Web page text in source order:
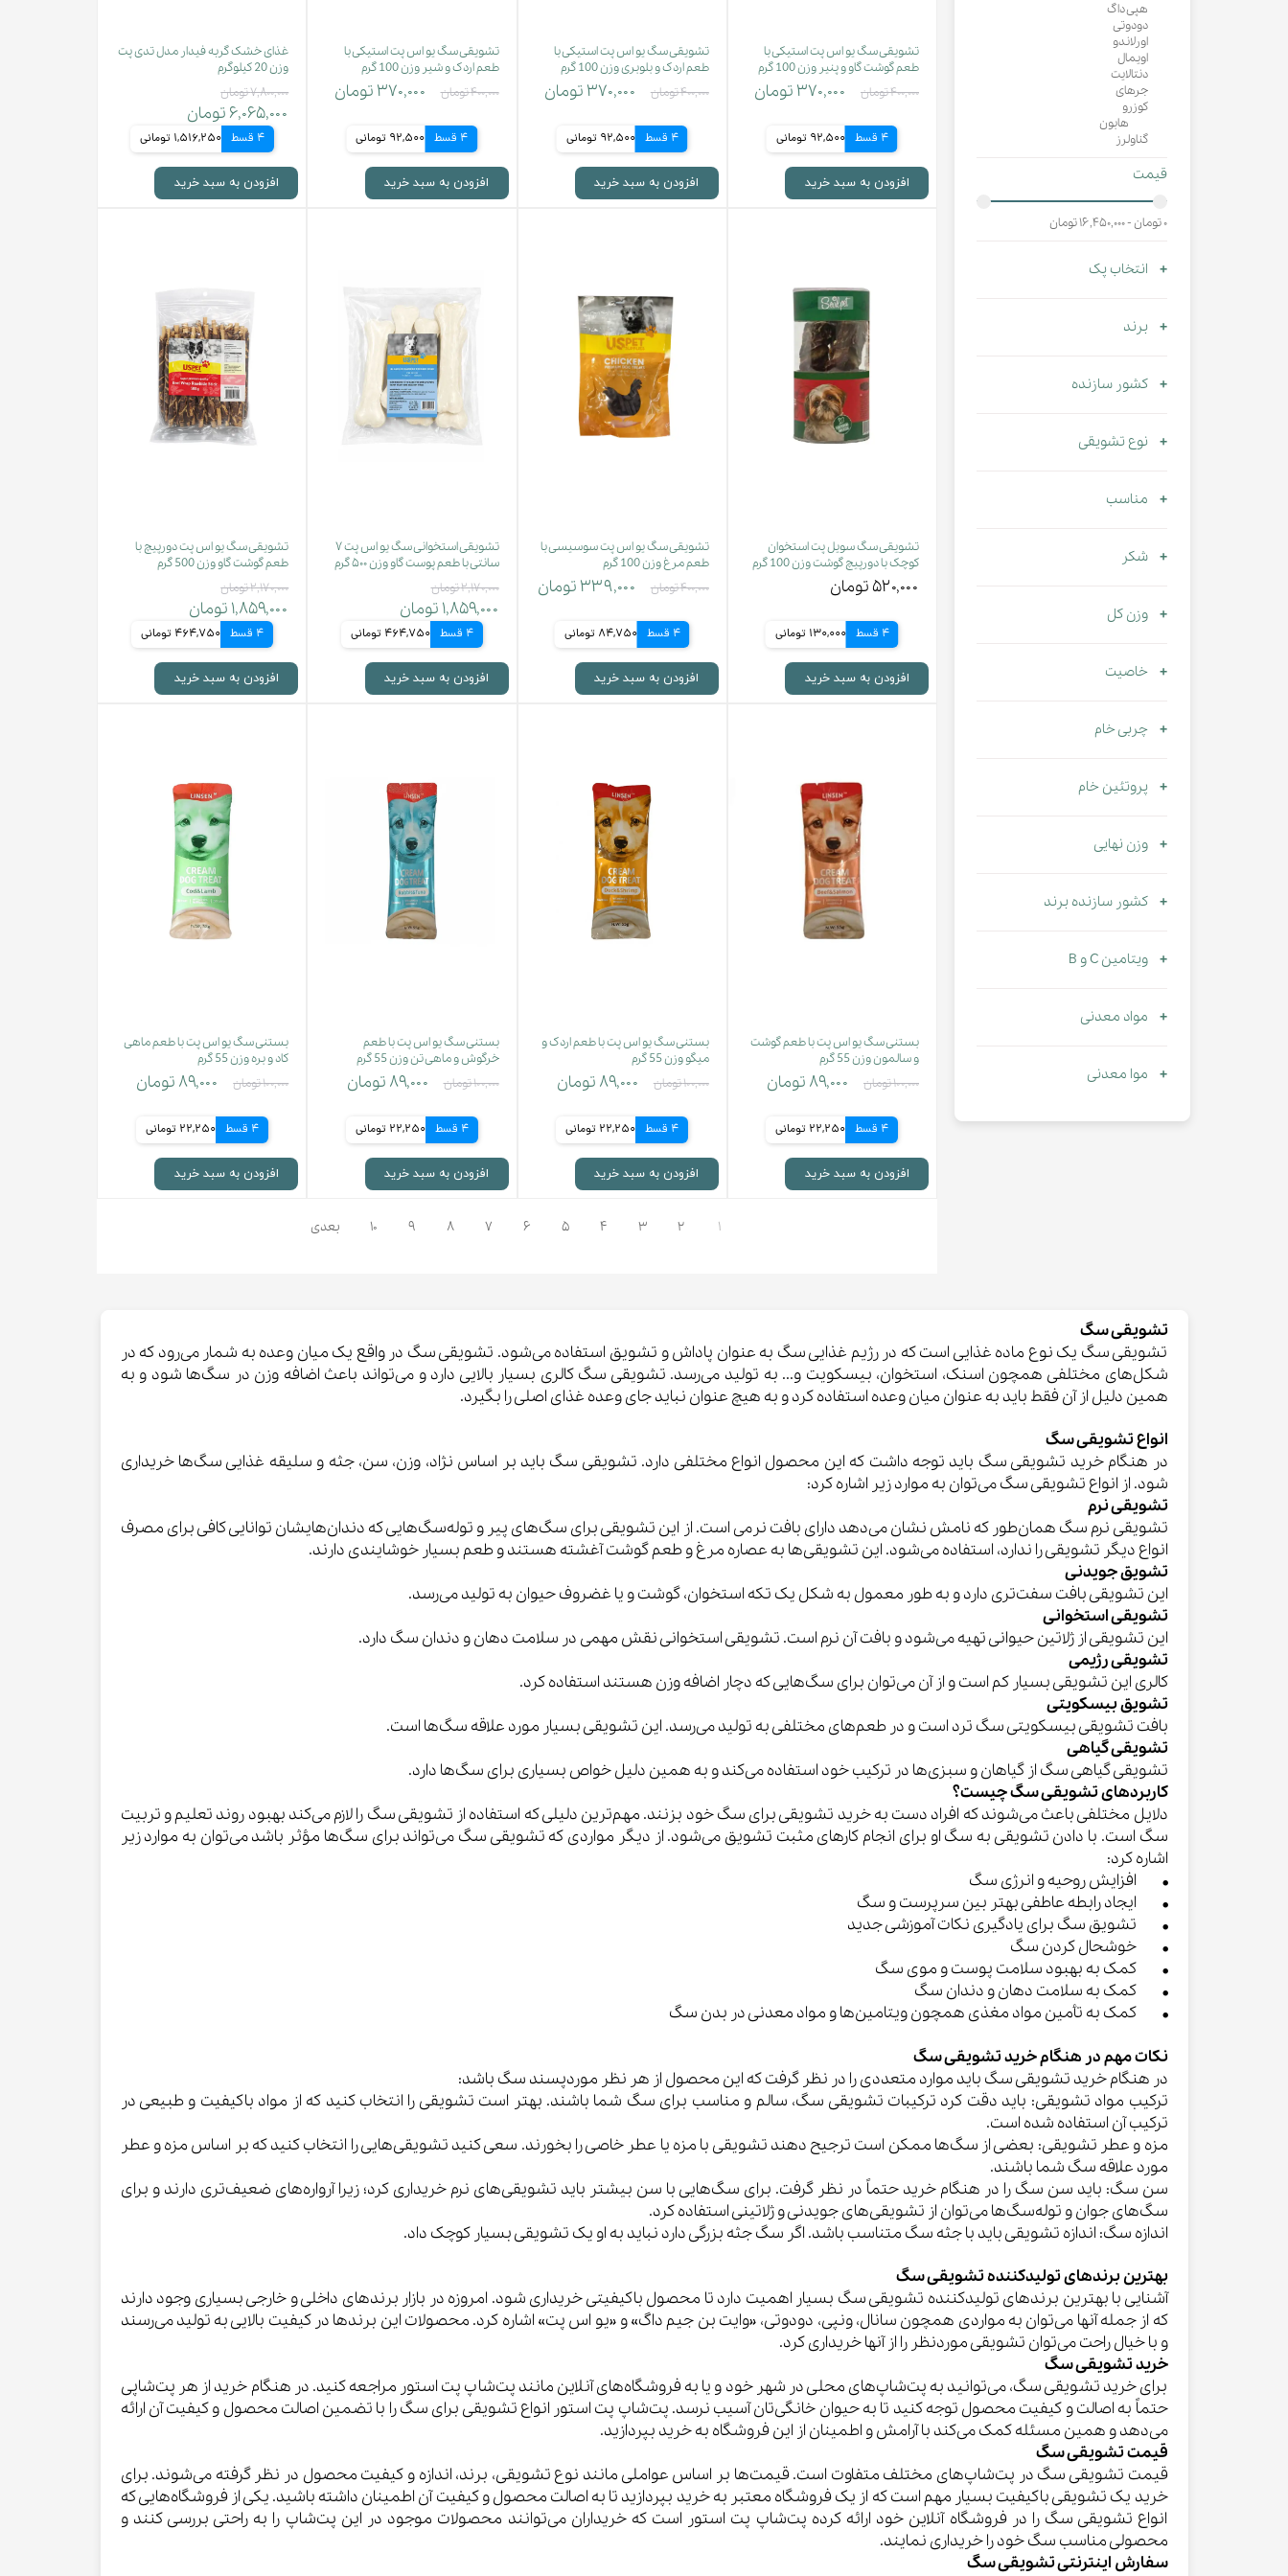
هپی داگ
دودوتی
اورلاندو
اویمال
دنتالایت
جرهای
کوزرو
هابون
گناولرز
قیمت
۰ تومان - ۱۶,۴۵۰,۰۰۰ تومان
انتخاب پک
برند
کشور سازنده
نوع تشویقی
مناسب
شکر
وزن کل
خاصیت
چربی خام
پروتئین خام
وزن نهایی
کشور سازنده برند
ویتامین C و B
مواد معدنی
موا معدنی
تشویقی سگ یو اس پت استیکی با
طعم گوشت گاو و پنیر وزن 100 گرم
۴۰۰,۰۰۰ تومان
۳۷۰,۰۰۰ تومان
4 قسط 92,500 تومانی
افزودن به سبد خرید
تشویقی سگ یو اس پت استیکی با
طعم اردک و بلوبری وزن 100 گرم
۴۰۰,۰۰۰ تومان
۳۷۰,۰۰۰ تومان
4 قسط 92,500 تومانی
افزودن به سبد خرید
تشویقی سگ یو اس پت استیکی با
طعم اردک و شیر وزن 100 گرم
۴۰۰,۰۰۰ تومان
۳۷۰,۰۰۰ تومان
4 قسط 92,500 تومانی
افزودن به سبد خرید
غذای خشک گربه فیدار مدل تدی پت
وزن 20 کیلوگرم
۷,۸۰۰,۰۰۰ تومان
۶,۰۶۵,۰۰۰ تومان
4 قسط 1,516,250 تومانی
افزودن به سبد خرید
تشویقی سگ سویل پت استخوان
کوچک با دورپیچ گوشت وزن 100 گرم
۵۲۰,۰۰۰ تومان
4 قسط 130,000 تومانی
افزودن به سبد خرید
تشویقی سگ یو اس پت سوسیسی با
طعم مرغ وزن 100 گرم
۴۰۰,۰۰۰ تومان
۳۳۹,۰۰۰ تومان
4 قسط 84,750 تومانی
افزودن به سبد خرید
تشویقی استخوانی سگ یو اس پت ۷
سانتی با طعم پوست گاو وزن ۵۰۰ گرم
۲,۱۷۰,۰۰۰ تومان
۱,۸۵۹,۰۰۰ تومان
4 قسط 464,750 تومانی
افزودن به سبد خرید
تشویقی سگ یو اس پت دورپیچ با
طعم گوشت گاو وزن 500 گرم
۲,۱۷۰,۰۰۰ تومان
۱,۸۵۹,۰۰۰ تومان
4 قسط 464,750 تومانی
افزودن به سبد خرید
بستنی سگ یو اس پت با طعم گوشت
و سالمون وزن 55 گرم
۱۰۰,۰۰۰ تومان
۸۹,۰۰۰ تومان
4 قسط 22,250 تومانی
افزودن به سبد خرید
بستنی سگ یو اس پت با طعم اردک و
میگو وزن 55 گرم
۱۰۰,۰۰۰ تومان
۸۹,۰۰۰ تومان
4 قسط 22,250 تومانی
افزودن به سبد خرید
بستنی سگ یو اس پت با طعم
خرگوش و ماهی تن وزن 55 گرم
۱۰۰,۰۰۰ تومان
۸۹,۰۰۰ تومان
4 قسط 22,250 تومانی
افزودن به سبد خرید
بستنی سگ یو اس پت با طعم ماهی
کاد و بره وزن 55 گرم
۱۰۰,۰۰۰ تومان
۸۹,۰۰۰ تومان
4 قسط 22,250 تومانی
افزودن به سبد خرید
۱ ۲ ۳ ۴ ۵ ۶ ۷ ۸ ۹ ۱۰ بعدی
تشویقی سگ
تشویقی سگ یک نوع ماده غذایی است که در رژیم غذایی سگ به عنوان پاداش و تشویق استفاده می‌شود. تشویقی سگ در واقع یک میان وعده به شمار می‌رود که در
شکل‌های مختلفی همچون اسنک، استخوان، بیسکویت و... به تولید می‌رسد. تشویقی سگ کالری بسیار بالایی دارد و می‌تواند باعث اضافه وزن در سگ‌ها شود و به
همین دلیل از آن فقط باید به عنوان میان وعده استفاده کرد و به هیچ عنوان نباید جای وعده غذای اصلی را بگیرد.
انواع تشویقی سگ
در هنگام خرید تشویقی سگ باید توجه داشت که این محصول انواع مختلفی دارد. تشویقی سگ باید بر اساس نژاد، وزن، سن، جثه و سلیقه غذایی سگ‌ها خریداری
شود. از انواع تشویقی سگ می‌توان به موارد زیر اشاره کرد:
تشویقی نرم
تشویقی نرم سگ همان‌طور که نامش نشان می‌دهد دارای بافت نرمی است. از این تشویقی برای سگ‌های پیر و توله‌سگ‌هایی که دندان‌هایشان توانایی کافی برای مصرف
انواع دیگر تشویقی را ندارد، استفاده می‌شود. این تشویقی‌ها به عصاره مرغ و طعم گوشت آغشته هستند و طعم بسیار خوشایندی دارند.
تشویق جویدنی
این تشویقی بافت سفت‌تری دارد و به طور معمول به شکل یک تکه استخوان، گوشت و یا غضروف حیوان به تولید می‌رسد.
تشویقی استخوانی
این تشویقی از ژلاتین حیوانی تهیه می‌شود و بافت آن نرم است. تشویقی استخوانی نقش مهمی در سلامت دهان و دندان سگ دارد.
تشویقی رژیمی
کالری این تشویقی بسیار کم است و از آن می‌توان برای سگ‌هایی که دچار اضافه وزن هستند استفاده کرد.
تشویق بیسکویتی
بافت تشویقی بیسکویتی سگ ترد است و در طعم‌های مختلفی به تولید می‌رسد. این تشویقی بسیار مورد علاقه سگ‌ها است.
تشویقی گیاهی
تشویقی گیاهی سگ از گیاهان و سبزی‌ها در ترکیب خود استفاده می‌کند و به همین دلیل خواص بسیاری برای سگ‌ها دارد.
کاربردهای تشویقی سگ چیست؟
دلایل مختلفی باعث می‌شوند که افراد دست به خرید تشویقی برای سگ خود بزنند. مهم‌ترین دلیلی که استفاده از تشویقی سگ را لازم می‌کند بهبود روند تعلیم و تربیت
سگ است. با دادن تشویقی به سگ او برای انجام کارهای مثبت تشویق می‌شود. از دیگر مواردی که تشویقی سگ می‌تواند برای سگ‌ها مؤثر باشد می‌توان به موارد زیر
اشاره کرد:
• افزایش روحیه و انرژی سگ
• ایجاد رابطه عاطفی بهتر بین سرپرست و سگ
• تشویق سگ برای یادگیری نکات آموزشی جدید
• خوشحال کردن سگ
• کمک به بهبود سلامت پوست و موی سگ
• کمک به سلامت دهان و دندان سگ
• کمک به تأمین مواد مغذی همچون ویتامین‌ها و مواد معدنی در بدن سگ
نکات مهم در هنگام خرید تشویقی سگ
در هنگام خرید تشویقی سگ باید موارد متعددی را در نظر گرفت که این محصول از هر نظر موردپسند سگ باشد:
ترکیب مواد تشویقی: باید دقت کرد ترکیبات تشویقی سگ، سالم و مناسب برای سگ شما باشند. بهتر است تشویقی را انتخاب کنید که از مواد باکیفیت و طبیعی در
ترکیب آن استفاده شده است.
مزه و عطر تشویقی: بعضی از سگ‌ها ممکن است ترجیح دهند تشویقی با مزه‌ یا عطر خاصی را بخورند. سعی کنید تشویقی‌هایی را انتخاب کنید که بر اساس مزه و عطر
مورد علاقه سگ شما باشند.
سن سگ: باید سن سگ را در هنگام خرید حتماً در نظر گرفت. برای سگ‌هایی با سن بیشتر باید تشویقی‌های نرم خریداری کرد؛ زیرا آرواره‌های ضعیف‌تری دارند و برای
سگ‌های جوان و توله‌سگ‌ها می‌توان از تشویقی‌های جویدنی و ژلاتینی استفاده کرد.
اندازه سگ: اندازه تشویقی باید با جثه سگ متناسب باشد. اگر سگ جثه بزرگی دارد نباید به او یک تشویقی بسیار کوچک داد.
بهترین برندهای تولیدکننده تشویقی سگ
آشنایی با بهترین برندهای تولیدکننده تشویقی سگ بسیار اهمیت دارد تا محصول باکیفیتی خریداری شود. امروزه در بازار برندهای داخلی و خارجی بسیاری وجود دارند
که از جمله آنها می‌توان به مواردی همچون سانال، ونپی، دودوتی، «وایت بن جیم داگ» و «یو اس پت» اشاره کرد. محصولات این برندها در کیفیت بالایی به تولید می‌رسند
و با خیال راحت می‌توان تشویقی موردنظر را از آنها خریداری کرد.
خرید تشویقی سگ
برای خرید تشویقی سگ، می‌توانید به پت‌شاپ‌های محلی در شهر خود و یا به فروشگاه‌های آنلاین مانند پت‌شاپ پت استور مراجعه کنید. در هنگام خرید از هر پت‌شاپی
حتماً به اصالت و کیفیت محصول توجه کنید تا به حیوان خانگی‌تان آسیب نرسد. پت‌شاپ پت استور انواع تشویقی برای سگ را با تضمین اصالت محصول و کیفیت آن ارائه
می‌دهد و همین مسئله کمک می‌کند با آرامش و اطمینان از این فروشگاه به خرید بپردازید.
قیمت تشویقی سگ
قیمت تشویقی سگ در پت‌شاپ‌های مختلف متفاوت است. قیمت‌ها بر اساس عواملی مانند نوع تشویقی، برند، اندازه و کیفیت محصول در نظر گرفته می‌شوند. برای
خرید یک تشویقی باکیفیت بسیار مهم است که از یک فروشگاه معتبر به خرید بپردازید تا به اصالت محصول و کیفیت آن اطمینان داشته باشید. یکی از فروشگاه‌هایی که
انواع تشویقی سگ را در فروشگاه آنلاین خود ارائه کرده پت‌شاپ پت استور است که خریداران می‌توانند محصولات موجود در این پت‌شاپ را به راحتی بررسی کنند و
محصولی مناسب سگ خود را خریداری نمایند.
سفارش اینترنتی تشویقی سگ